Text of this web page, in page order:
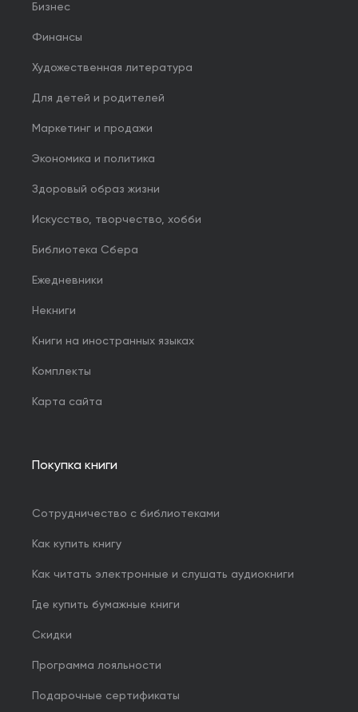
Бизнес
Финансы
Художественная литература
Для детей и родителей
Маркетинг и продажи
Экономика и политика
Здоровый образ жизни
Искусство, творчество, хобби
Библиотека Сбера
Ежедневники
Некниги
Книги на иностранных языках
Комплекты
Карта сайта
Покупка книги
Сотрудничество с библиотеками
Как купить книгу
Как читать электронные и слушать аудиокниги
Где купить бумажные книги
Скидки
Программа лояльности
Подарочные сертификаты